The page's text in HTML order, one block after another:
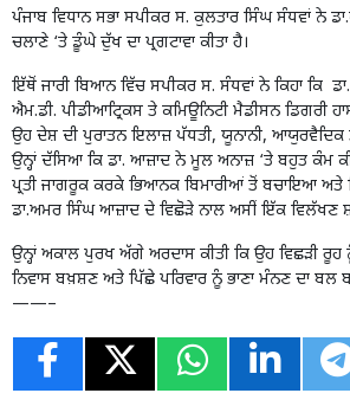
ਪੰਜਾਬ ਵਿਧਾਨ ਸਭਾ ਸਪੀਕਰ ਸ. ਕੁਲਤਾਰ ਸਿੰਘ ਸੰਧਵਾਂ ਨੇ
ਚਲਾਣੇ ‘ਤੇ ਡੂੰਘੇ ਦੁੱਖ ਦਾ ਪ੍ਰਗਟਾਵਾ ਕੀਤਾ ਹੈ।
ਇੱਥੋਂ ਜਾਰੀ ਬਿਆਨ ਵਿੱਚ ਸਪੀਕਰ ਸ. ਸੰਧਵਾਂ ਨੇ ਕਿਹਾ ਕਿ
ਐਮ.ਡੀ. ਪੀਡੀਆਟ੍ਰਿਕਸ ਤੇ ਕਮਿਊਨਿਟੀ ਮੈਡੀਸਨ ਡਿਗਰੀ
ਉਹ ਦੇਸ਼ ਦੀ ਪੁਰਾਤਨ ਇਲਾਜ਼ ਪੱਧਤੀ, ਯੂਨਾਨੀ, ਆਯੁਰਵੈਦਿਕ
ਉਨ੍ਹਾਂ ਦੱਸਿਆ ਕਿ ਡਾ. ਆਜ਼ਾਦ ਨੇ ਮੂਲ ਅਨਾਜ਼ ‘ਤੇ ਬਹੁਤ ਕੰਮ
ਪ੍ਰਤੀ ਜਾਗਰੂਕ ਕਰਕੇ ਭਿਆਨਕ ਬਿਮਾਰੀਆਂ ਤੋਂ ਬਚਾਇਆ ਅਤੇ
ਡਾ.ਅਮਰ ਸਿੰਘ ਆਜ਼ਾਦ ਦੇ ਵਿਛੋੜੇ ਨਾਲ ਅਸੀਂ ਇੱਕ ਵਿਲੱਖਣ
ਉਨ੍ਹਾਂ ਅਕਾਲ ਪੁਰਖ ਅੱਗੇ ਅਰਦਾਸ ਕੀਤੀ ਕਿ ਉਹ ਵਿਛੜੀ
ਨਿਵਾਸ ਬਖ਼ਸ਼ਣ ਅਤੇ ਪਿੱਛੇ ਪਰਿਵਾਰ ਨੂੰ ਭਾਣਾ ਮੰਨਣ ਦਾ ਬਲ
——–